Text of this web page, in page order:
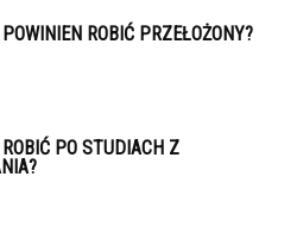
ROBIĆ PRZEŁOŻONY?
PO STUDIACH Z